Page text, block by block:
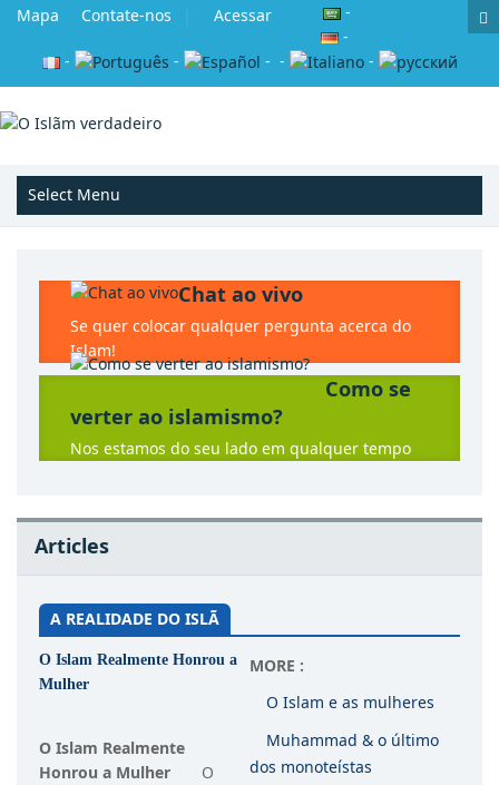
Mapa Contate-nos Acessar
-
-
-
- - - -
Chat ao vivo
Se quer colocar qualquer pergunta acerca do
Islam!
Como se
verter ao islamismo?
Nos estamos do seu lado em qualquer tempo
Articles
A REALIDADE DO ISLÃ
O Islam Realmente Honrou a
Mulher
O Islam Realmente
Honrou a Mulher O
MORE :
O Islam e as mulheres
Muhammad & o último
dos monoteístas